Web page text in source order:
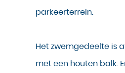
parkeerterrein.
Het zwemgedeelte is
met een houten balk.